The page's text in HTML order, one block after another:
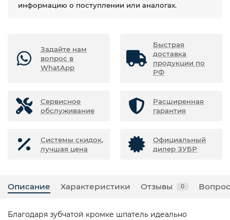
информацию о поступлении или аналогах.
Задайте нам
вопрос в
WhatApp
Быстрая
доставка
продукции по
РФ
Сервисное
обслуживание
Расширенная
гарантия
Системы скидок,
лучшая цена
Официальный
дилер ЗУБР
Описание Характеристики Отзывы 0
Благодаря зубчатой кромке шпатель идеально